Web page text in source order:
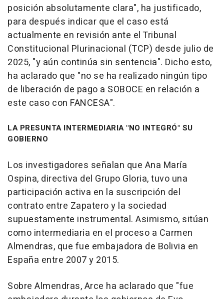
posición absolutamente clara", ha justificado,
para después indicar que el caso está
actualmente en revisión ante el Tribunal
Constitucional Plurinacional (TCP) desde julio de
2025, "y aún continúa sin sentencia". Dicho esto,
ha aclarado que "no se ha realizado ningún tipo
de liberación de pago a SOBOCE en relación a
este caso con FANCESA".
LA PRESUNTA INTERMEDIARIA "NO INTEGRÓ" SU
GOBIERNO
Los investigadores señalan que Ana María
Ospina, directiva del Grupo Gloria, tuvo una
participación activa en la suscripción del
contrato entre Zapatero y la sociedad
supuestamente instrumental. Asimismo, sitúan
como intermediaria en el proceso a Carmen
Almendras, que fue embajadora de Bolivia en
España entre 2007 y 2015.
Sobre Almendras, Arce ha aclarado que "fue